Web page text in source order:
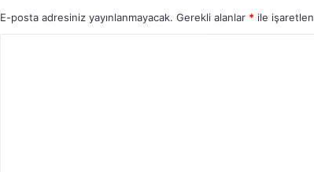
E-posta adresiniz yayınlanmayacak. Gerekli alanlar * ile